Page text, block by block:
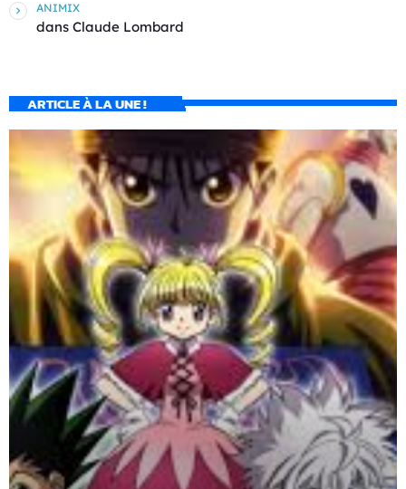
ANIMIX
dans Claude Lombard
ARTICLE À LA UNE !